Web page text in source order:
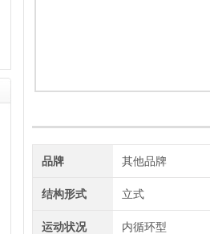
品牌 其他品牌
结构形式 立式
运动状况 内循环型